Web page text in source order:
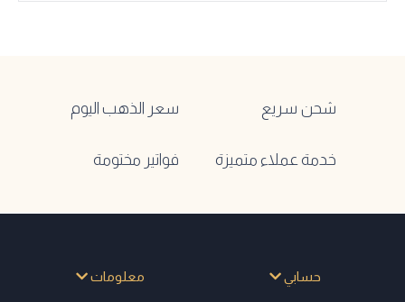
شحن سريع سعر الذهب اليوم
خدمة عملاء متميزة فواتير مختومة
حسابي معلومات